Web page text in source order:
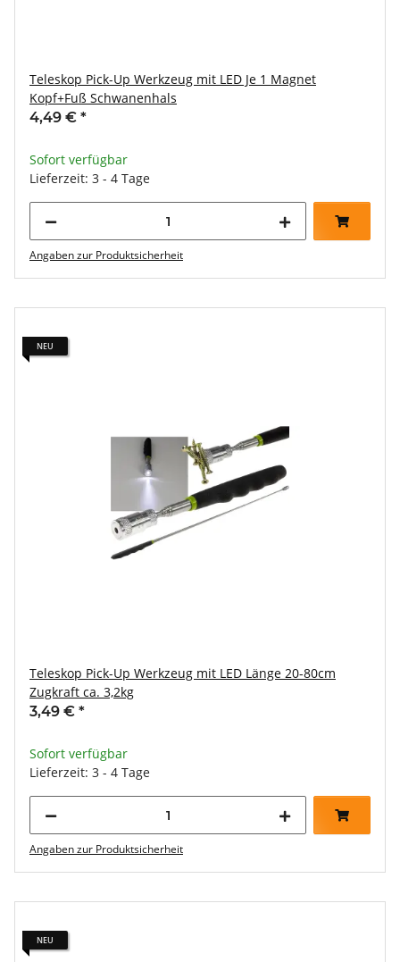
Teleskop Pick-Up Werkzeug mit LED Je 1 Magnet
Kopf+Fuß Schwanenhals
4,49 € *
Sofort verfügbar
Lieferzeit: 3 - 4 Tage
Angaben zur Produktsicherheit
NEU
Teleskop Pick-Up Werkzeug mit LED Länge 20-80cm
Zugkraft ca. 3,2kg
3,49 € *
Sofort verfügbar
Lieferzeit: 3 - 4 Tage
Angaben zur Produktsicherheit
NEU